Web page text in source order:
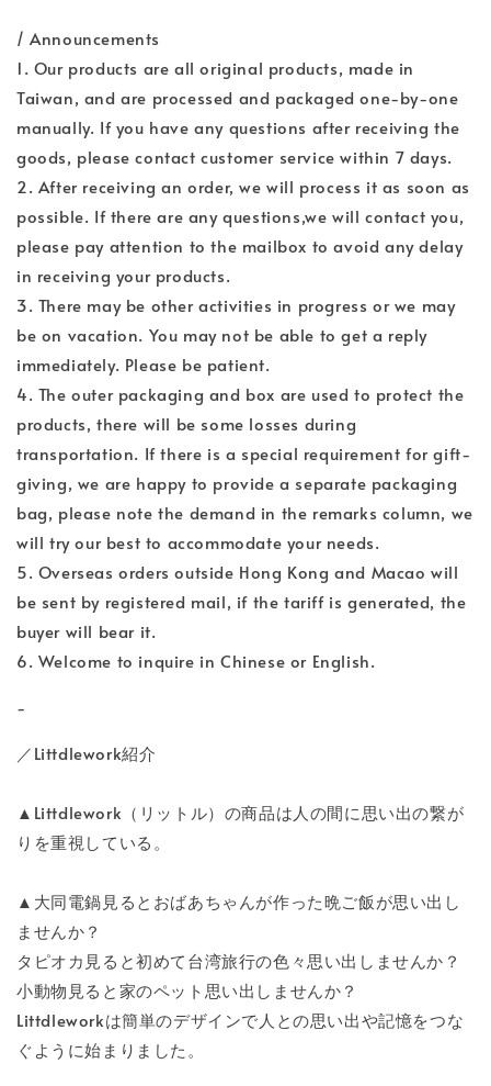
/ Announcements
1. Our products are all original products, made in
Taiwan, and are processed and packaged one-by-one
manually. If you have any questions after receiving the
goods, please contact customer service within 7 days.
2. After receiving an order, we will process it as soon as
possible. If there are any questions,we will contact you,
please pay attention to the mailbox to avoid any delay
in receiving your products.
3. There may be other activities in progress or we may
be on vacation. You may not be able to get a reply
immediately. Please be patient.
4. The outer packaging and box are used to protect the
products, there will be some losses during
transportation. If there is a special requirement for gift-
giving, we are happy to provide a separate packaging
bag, please note the demand in the remarks column, we
will try our best to accommodate your needs.
5. Overseas orders outside Hong Kong and Macao will
be sent by registered mail, if the tariff is generated, the
buyer will bear it.
6. Welcome to inquire in Chinese or English.
-
／Littdlework紹介
▲Littdlework（リットル）の商品は人の間に思い出の繋が
りを重視している。
▲大同電鍋見るとおばあちゃんが作った晩ご飯が思い出し
ませんか？
タピオカ見ると初めて台湾旅行の色々思い出しませんか？
小動物見ると家のペット思い出しませんか？
Littdleworkは簡単のデザインで人との思い出や記憶をつな
ぐように始まりました。